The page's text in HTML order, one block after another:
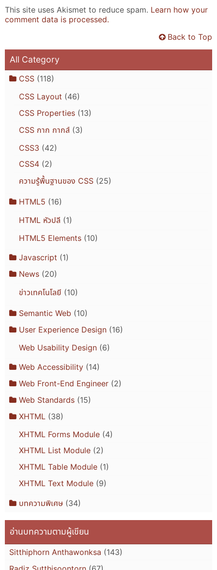
This site uses Akismet to reduce spam. Learn how your
comment data is processed.
Back to Top
All Category
CSS(118)
CSS Layout (46)
CSS Properties(13)
CSS กาก กากส์(3)
CSS3 (42)
CSS4(2)
ความรู้พื้นฐานของ CSS(25)
HTML5 (16)
HTML หัวปลี (1)
HTML5 Elements(10)
Javascript (1)
News(20)
ข่าวเทคโนโลยี (10)
Semantic Web (10)
User Experience Design(16)
Web Usability Design(6)
Web Accessibility(14)
Web Front-End Engineer(2)
Web Standards(15)
XHTML (38)
XHTML Forms Module(4)
XHTML List Module(2)
XHTML Table Module(1)
XHTML Text Module(9)
บทความพิเศษ(34)
อ่านบทความตามผู้เขียน
Sitthiphorn Anthawonksa (143)